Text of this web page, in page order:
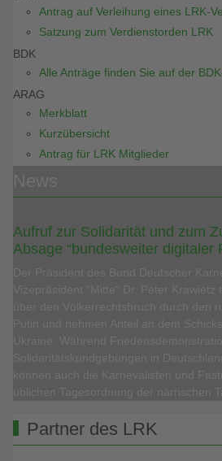
Antrag auf Verleihung eines LRK-
Satzung zum Verdienstorden LRK
BDK
Alle Anträge finden Sie auf der
ARAG
Merkblatt
Kurzübersicht
Antrag für LRK Mitglieder
Aufruf zur Solidarität und zum
Absage “bundesweiter digitaler
Partner des LRK